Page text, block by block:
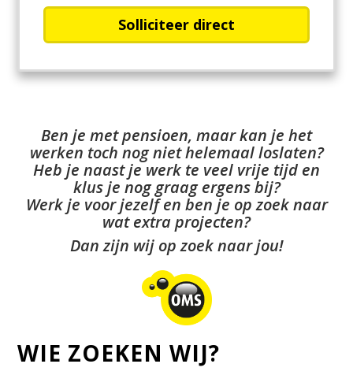
Solliciteer direct
Ben je met pensioen, maar kan je het
werken toch nog niet helemaal loslaten?
Heb je naast je werk te veel vrije tijd en
klus je nog graag ergens bij?
Werk je voor jezelf en ben je op zoek naar
wat extra projecten?
Dan zijn wij op zoek naar jou!
WIE ZOEKEN WIJ?